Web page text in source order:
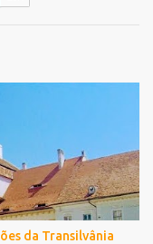
da Transilvânia